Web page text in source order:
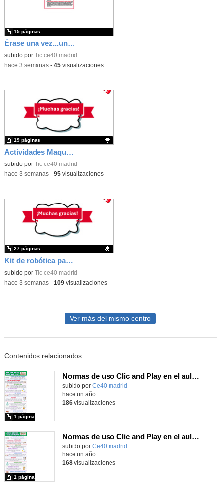
Érase una vez...un castillo medieval
subido por Tic ce40 madrid
15 páginas
-hace 3 semanas- 45visualizaciones
Actividades Maqueen
Contenido educativo.
subido por Tic ce40 madrid
19 páginas
-hace 3 semanas- 95visualizaciones
Kit de robótica para Micro:Bit
Contenido educativo.
subido por Tic ce40 madrid
27 páginas
-hace 3 semanas- 109visualizaciones
Ver más del mismo centro
Contenidos relacionados:
Normas de uso Clic and Play en el aula en inglés (tamaño A3)
subido por Ce40 madrid
1 página
hace un año
186visualizaciones
Normas de uso Clic and Play en el aula (tamaño A3)
subido por Ce40 madrid
1 página
hace un año
168visualizaciones